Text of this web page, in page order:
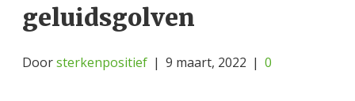
geluidsgolven
Doorsterkenpositief | 9 maart, 2022 | 0